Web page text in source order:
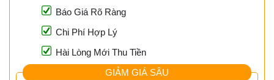
Báo Giá Rõ Ràng
Chi Phí Hợp Lý
Hài Lòng Mới Thu Tiền
GIẢM GIÁ SÂU